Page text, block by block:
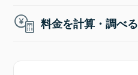
料金を計算・調べる